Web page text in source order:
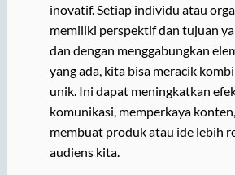
inovatif. Setiap individu atau
memiliki perspektif dan tujuan
dan dengan menggabungkan
yang ada, kita bisa meracik
unik. Ini dapat meningkatkan
komunikasi, memperkaya
membuat produk atau ide lebih
audiens kita.